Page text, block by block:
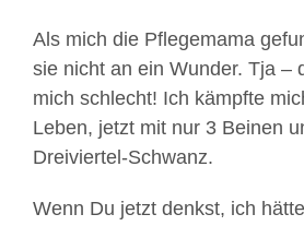
Als mich die Pflegemama
sie nicht an ein Wunder. Tja –
mich schlecht! Ich kämpfte
Leben, jetzt mit nur 3 Beinen
Dreiviertel-Schwanz.
Wenn Du jetzt denkst, ich hätte